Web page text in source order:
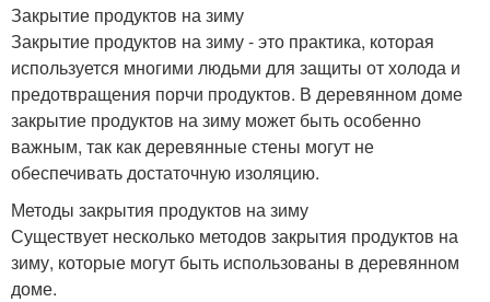
Закрытие продуктов на зиму
Закрытие продуктов на зиму - это практика, которая
используется многими людьми для защиты от холода и
предотвращения порчи продуктов. В деревянном доме
закрытие продуктов на зиму может быть особенно
важным, так как деревянные стены могут не
обеспечивать достаточную изоляцию.
Методы закрытия продуктов на зиму
Существует несколько методов закрытия продуктов на
зиму, которые могут быть использованы в деревянном
доме.